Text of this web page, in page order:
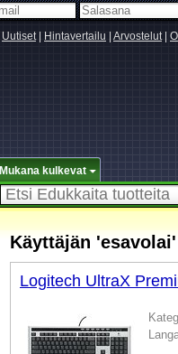
Uutiset| Hintavertailu Arvostelut|
Mukana kulkevat
Käyttäjän
Logitech UltraX